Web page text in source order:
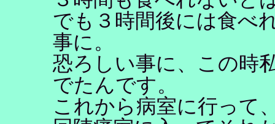
でも３時間後には食べ
事に。
恐ろしい事に、この時
でたんです。
これから病室に行って